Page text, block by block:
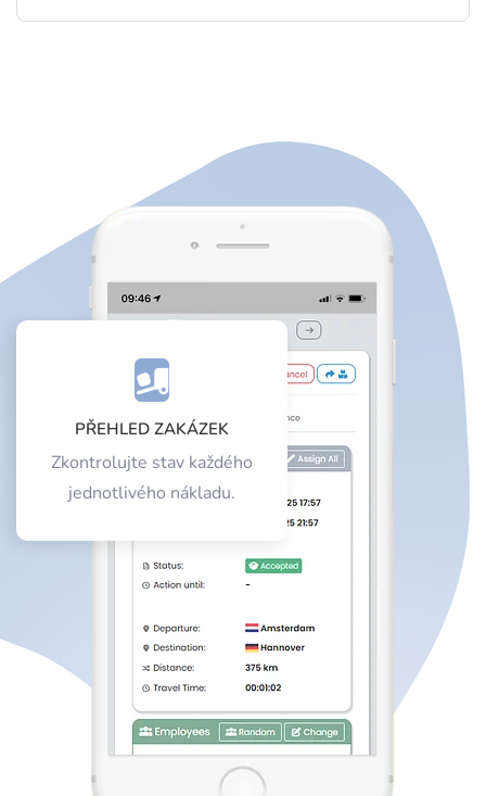
PŘEHLED ZAKÁZEK
Zkontrolujte stav každého
jednotlivého nákladu.